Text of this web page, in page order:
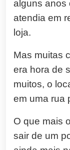
alguns anos
atendia em
loja.
Mas muitas
era hora de
muitos, o
em uma rua
O que mais
sair de um